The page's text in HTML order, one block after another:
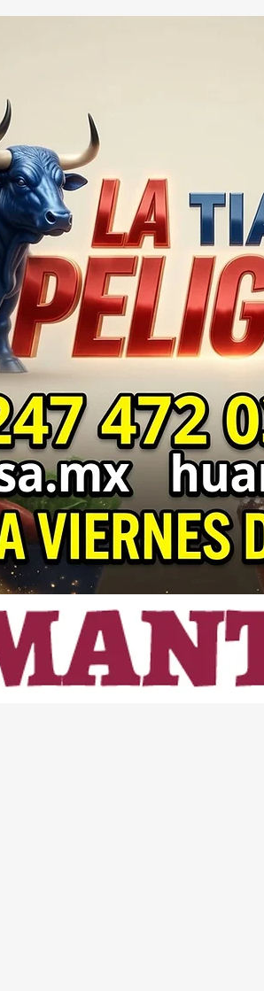
asegura que no habrá